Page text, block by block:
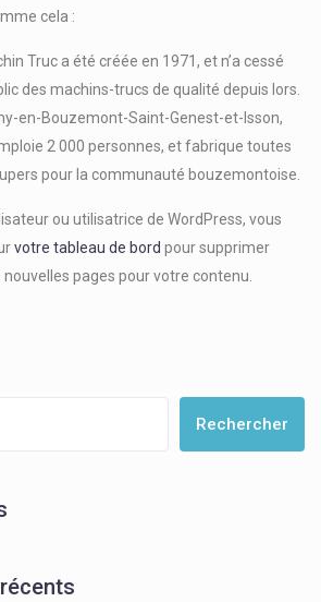
cela :
Truc a été créée en 1971, et n’a cessé
des machins-trucs de qualité depuis lors.
en-Bouzemont-Saint-Genest-et-Isson,
2 000 personnes, et fabrique toutes
pour la communauté bouzemontoise.
ou utilisatrice de WordPress, vous
votre tableau de bord pour supprimer
pages pour votre contenu.
Rechercher